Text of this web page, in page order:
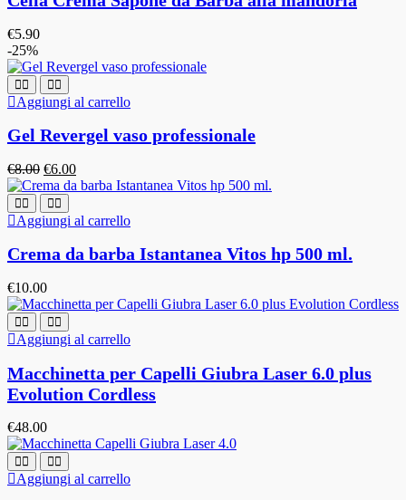
€5.90
-25%
Aggiungi al carrello
Gel Revergel vaso professionale
€8.00 €6.00
Aggiungi al carrello
Crema da barba Istantanea Vitos hp 500 ml.
€10.00
Aggiungi al carrello
Macchinetta per Capelli Giubra Laser 6.0 plus
Evolution Cordless
€48.00
Aggiungi al carrello